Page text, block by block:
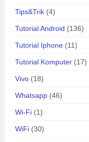
Tips&Trik (4)
Tutorial Android (136)
Tutorial Iphone (11)
Tutorial Komputer (17)
Vivo (18)
Whatsapp (46)
Wi-Fi (1)
WiFi (30)